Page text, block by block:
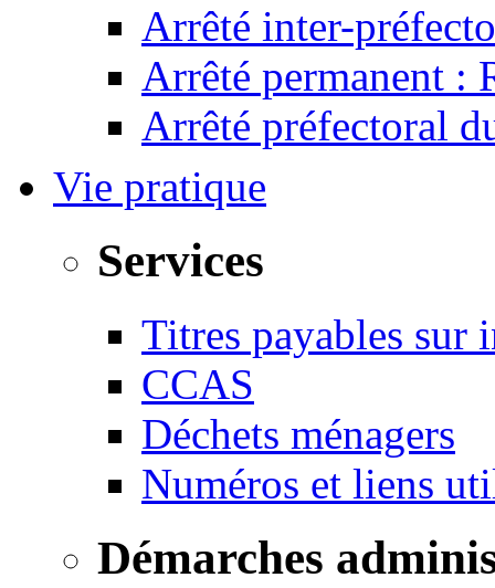
Arrêté inter-
Arrêté permanent :
Arrêté préfectoral
Vie pratique
Services
Titres payables sur
CCAS
Déchets ménagers
Numéros et liens
Démarches